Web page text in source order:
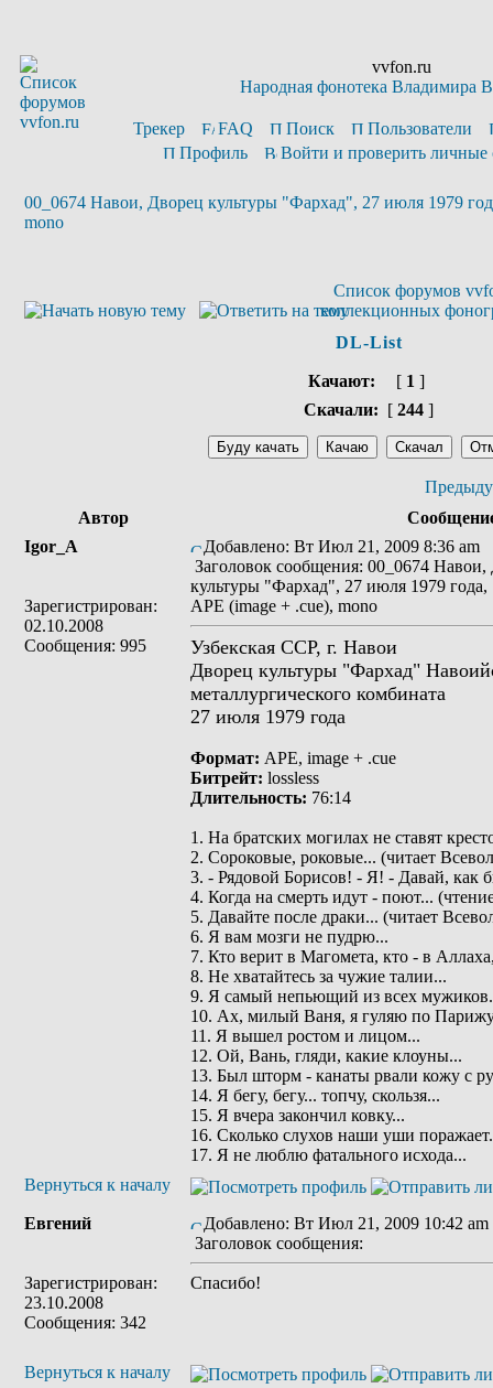
vvfon.ru
Народная фонотека Владимира
Трекер FAQ Поиск
Пользователи
Профиль
Войти и проверить личные
00_0674 Навои, Дворец культуры "Фархад", 27 июля 1979
mono
Список форумов
коллекционных
DL-List
Качают: [ 1 ]
Скачали: [ 244 ]
Автор
Igor_A
Зарегистрирован:
02.10.2008
Сообщения: 995
Добавлено: Вт Июл 21, 2009 8:36 am
Заголовок сообщения: 00_0674 Навои,
культуры "Фархад", 27 июля 1979 года,
APE (image + .cue), mono
Узбекская ССР, г. Навои
Дворец культуры "Фархад"
металлургического комбината
27 июля 1979 года
Формат: APE, image + .cue
Битрейт: lossless
Длительность: 76:14
1. На братских могилах не ставят
2. Сороковые, роковые... (читает
3. - Рядовой Борисов! - Я! - Давай, как
4. Когда на смерть идут - поют...
5. Давайте после драки... (читает
6. Я вам мозги не пудрю...
7. Кто верит в Магомета, кто - в
8. Не хватайтесь за чужие талии...
9. Я самый непьющий из всех
10. Ах, милый Ваня, я гуляю по
11. Я вышел ростом и лицом...
12. Ой, Вань, гляди, какие клоуны...
13. Был шторм - канаты рвали кожу с
14. Я бегу, бегу... топчу, скользя...
15. Я вчера закончил ковку...
16. Сколько слухов наши уши
17. Я не люблю фатального исхода...
Вернуться к началу
Евгений
Зарегистрирован:
23.10.2008
Сообщения: 342
Добавлено: Вт Июл 21, 2009 10:42 am
Заголовок сообщения:
Спасибо!
Вернуться к началу